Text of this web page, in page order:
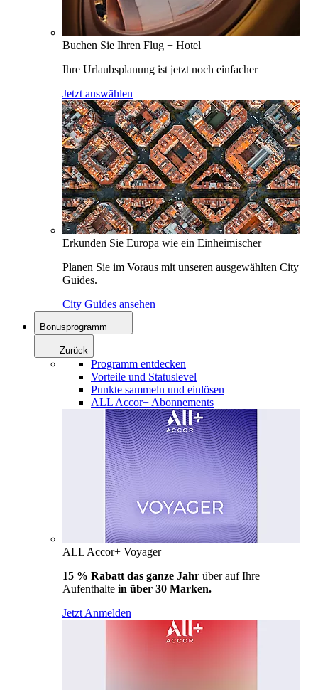
Buchen Sie Ihren Flug + Hotel
Ihre Urlaubsplanung ist jetzt noch einfacher
Jetzt auswählen
Erkunden Sie Europa wie ein Einheimischer
Planen Sie im Voraus mit unseren ausgewählten City
Guides.
City Guides ansehen
Bonusprogramm
Zurück
Programm entdecken
Vorteile und Statuslevel
Punkte sammeln und einlösen
ALL Accor+ Abonnements
ALL Accor+ Voyager
15 % Rabatt das ganze Jahr über auf Ihre
Aufenthalte in über 30 Marken.
Jetzt Anmelden